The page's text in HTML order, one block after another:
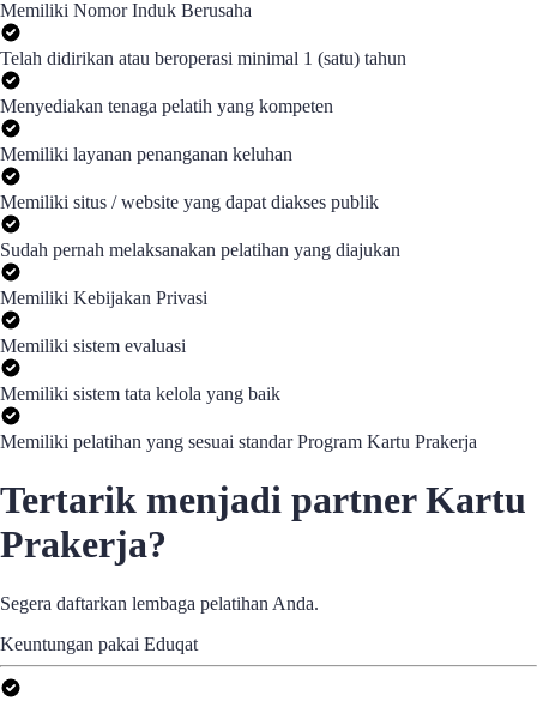
Memiliki Nomor Induk Berusaha
Telah didirikan atau beroperasi minimal 1 (satu) tahun
Menyediakan tenaga pelatih yang kompeten
Memiliki layanan penanganan keluhan
Memiliki situs / website yang dapat diakses publik
Sudah pernah melaksanakan pelatihan yang diajukan
Memiliki Kebijakan Privasi
Memiliki sistem evaluasi
Memiliki sistem tata kelola yang baik
Memiliki pelatihan yang sesuai standar Program Kartu Prakerja
Tertarik menjadi partner Kartu
Prakerja?
Segera daftarkan lembaga pelatihan Anda.
Keuntungan pakai Eduqat